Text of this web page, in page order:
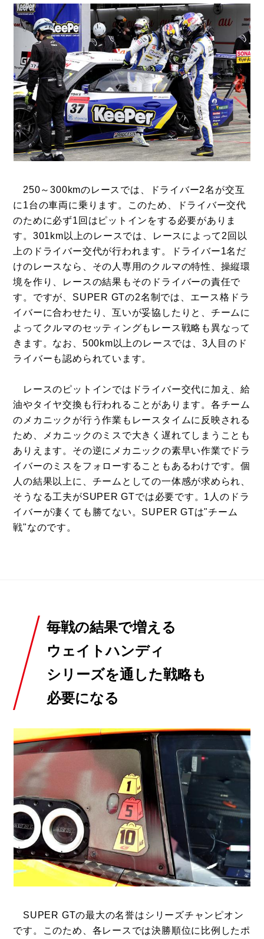
250～300kmのレースでは、ドライバー2名が交互
に1台の車両に乗ります。このため、ドライバー交代
のために必ず1回はピットインをする必要がありま
す。301km以上のレースでは、レースによって2回以
上のドライバー交代が行われます。ドライバー1名だ
けのレースなら、その人専用のクルマの特性、操縦環
境を作り、レースの結果もそのドライバーの責任で
す。ですが、SUPER GTの2名制では、エース格ドラ
イバーに合わせたり、互いが妥協したりと、チームに
よってクルマのセッティングもレース戦略も異なって
きます。なお、500km以上のレースでは、3人目のド
ライバーも認められています。
レースのピットインではドライバー交代に加え、給
油やタイヤ交換も行われることがあります。各チーム
のメカニックが行う作業もレースタイムに反映される
ため、メカニックのミスで大きく遅れてしまうことも
ありえます。その逆にメカニックの素早い作業でドラ
イバーのミスをフォローすることもあるわけです。個
人の結果以上に、チームとしての一体感が求められ、
そうなる工夫がSUPER GTでは必要です。1人のドラ
イバーが凄くても勝てない。SUPER GTは"チーム
戦"なのです。
毎戦の結果で増える
ウェイトハンディ
シリーズを通した戦略も
必要になる
SUPER GTの最大の名誉はシリーズチャンピオン
です。このため、各レースでは決勝順位に比例したポ